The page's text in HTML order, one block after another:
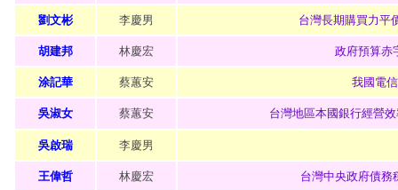
劉文彬 李慶男 台灣長期購買力平
胡建邦 林慶宏 政府預算赤
涂記華 蔡蕙安 我國電
吳淑女 蔡蕙安 台灣地區本國銀行經營
吳啟瑞 李慶男
王偉哲 林慶宏 台灣中央政府債務